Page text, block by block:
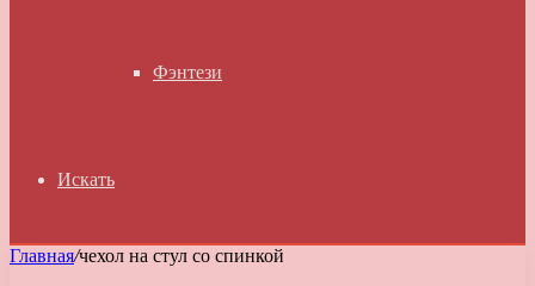
Фэнтези
Искать
Главная/чехол на стул со спинкой